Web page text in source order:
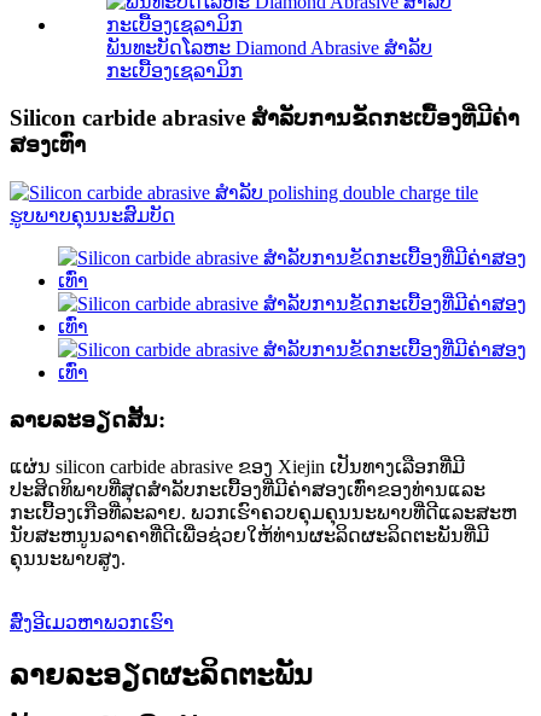
ພັນທະບັດໂລຫະ Diamond Abrasive ສໍາລັບ
ກະເບື້ອງເຊລາມິກ
Silicon carbide abrasive ສໍາລັບການຂັດກະເບື້ອງທີ່ມີຄ່າ
ສອງເທົ່າ
ລາຍ​ລະ​ອຽດ​ສັ້ນ​:
ແຜ່ນ silicon carbide abrasive ຂອງ Xiejin ເປັນທາງເລືອກທີ່ມີ
ປະສິດທິພາບທີ່ສຸດສໍາລັບກະເບື້ອງທີ່ມີຄ່າສອງເທົ່າຂອງທ່ານແລະ
ກະເບື້ອງເກືອທີ່ລະລາຍ. ພວກເຮົາຄວບຄຸມຄຸນນະພາບທີ່ດີແລະສະຫ
ນັບສະຫນູນລາຄາທີ່ດີເພື່ອຊ່ວຍໃຫ້ທ່ານຜະລິດຜະລິດຕະພັນທີ່ມີ
ຄຸນນະພາບສູງ.
ສົ່ງອີເມວຫາພວກເຮົາ
ລາຍລະອຽດຜະລິດຕະພັນ